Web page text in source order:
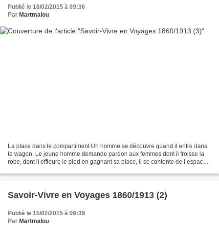
Publié le 18/02/2015 à 09:36
Par Martmalou
La place dans le compartiment Un homme se découvre quand il entre dans
le wagon. Le jeune homme demande pardon aux femmes dont il froisse la
robe, dont il effleure le pied en gagnant sa place, il se contente de l’espace
Savoir-Vivre en Voyages 1860/1913 (2)
Publié le 15/02/2015 à 09:39
Par Martmalou